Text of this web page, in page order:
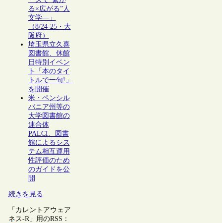
る×広がる”人
文学―」
（8/24-25・大
阪府）
埼玉県立久喜
図書館、休館
日特別イベン
ト「本のタイ
トルで一句!」
を開催
米・ペンシル
バニア州等の
大学図書館の
連合体
PALCI、図書
館によるシス
テム相互運用
性評価のため
のガイドを公
開
続きを見る
「カレントアウェア
ネス-R」用のRSS：